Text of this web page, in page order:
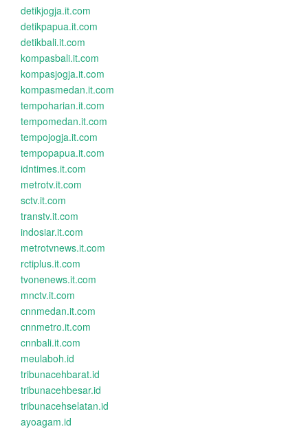
detikjogja.it.com
detikpapua.it.com
detikbali.it.com
kompasbali.it.com
kompasjogja.it.com
kompasmedan.it.com
tempoharian.it.com
tempomedan.it.com
tempojogja.it.com
tempopapua.it.com
idntimes.it.com
metrotv.it.com
sctv.it.com
transtv.it.com
indosiar.it.com
metrotvnews.it.com
rctiplus.it.com
tvonenews.it.com
mnctv.it.com
cnnmedan.it.com
cnnmetro.it.com
cnnbali.it.com
meulaboh.id
tribunacehbarat.id
tribunacehbesar.id
tribunacehselatan.id
ayoagam.id